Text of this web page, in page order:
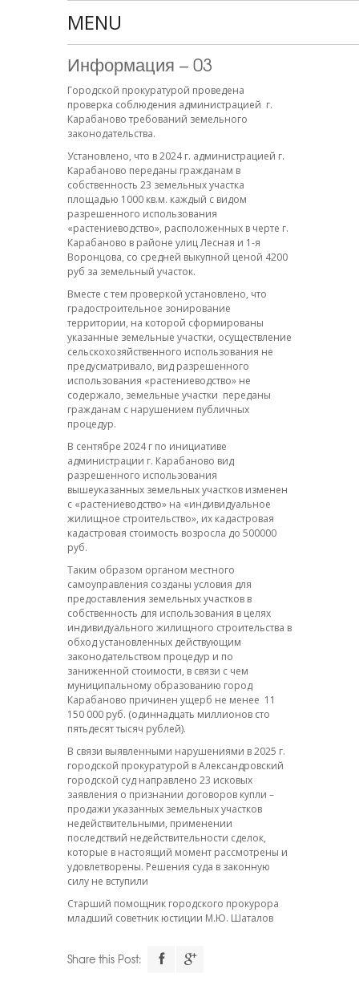
MENU
Информация – 03
Городской прокуратурой проведена
проверка соблюдения администрацией г.
Карабаново требований земельного
законодательства.
Установлено, что в 2024 г. администрацией г.
Карабаново переданы гражданам в
собственность 23 земельных участка
площадью 1000 кв.м. каждый с видом
разрешенного использования
«растениеводство», расположенных в черте г.
Карабаново в районе улиц Лесная и 1-я
Воронцова, со средней выкупной ценой 4200
руб за земельный участок.
Вместе с тем проверкой установлено, что
градостроительное зонирование
территории, на которой сформированы
указанные земельные участки, осуществление
сельскохозяйственного использования не
предусматривало, вид разрешенного
использования «растениеводство» не
содержало, земельные участки переданы
гражданам с нарушением публичных
процедур.
В сентябре 2024 г по инициативе
администрации г. Карабаново вид
разрешенного использования
вышеуказанных земельных участков изменен
с «растениеводство» на «индивидуальное
жилищное строительство», их кадастровая
кадастровая стоимость возросла до 500000
руб.
Таким образом органом местного
самоуправления созданы условия для
предоставления земельных участков в
собственность для использования в целях
индивидуального жилищного строительства в
обход установленных действующим
законодательством процедур и по
заниженной стоимости, в связи с чем
муниципальному образованию город
Карабаново причинен ущерб не менее 11
150 000 руб. (одиннадцать миллионов сто
пятьдесят тысяч рублей).
В связи выявленными нарушениями в 2025 г.
городской прокуратурой в Александровский
городской суд направлено 23 исковых
заявления о признании договоров купли –
продажи указанных земельных участков
недействительными, применении
последствий недействительности сделок,
которые в настоящий момент рассмотрены и
удовлетворены. Решения суда в законную
силу не вступили
Старший помощник городского прокурора
младший советник юстиции М.Ю. Шаталов
Share this Post: